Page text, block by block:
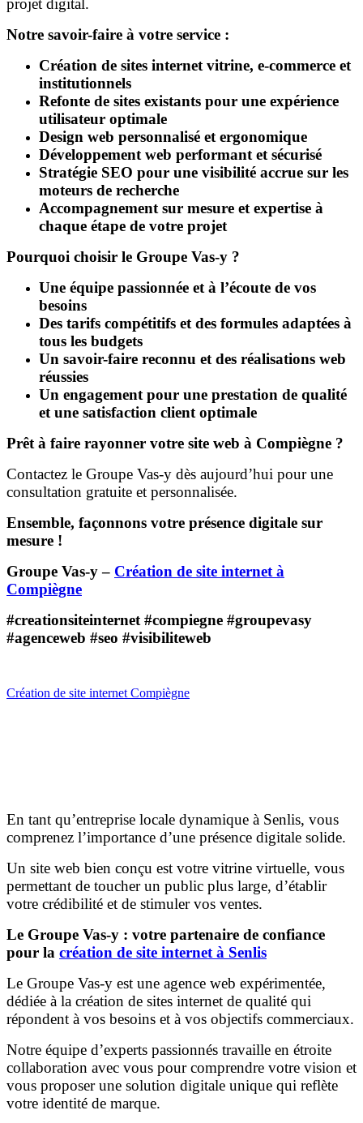
projet digital.
Notre savoir-faire à votre service :
Création de sites internet vitrine, e-commerce et
institutionnels
Refonte de sites existants pour une expérience
utilisateur optimale
Design web personnalisé et ergonomique
Développement web performant et sécurisé
Stratégie SEO pour une visibilité accrue sur les
moteurs de recherche
Accompagnement sur mesure et expertise à
chaque étape de votre projet
Pourquoi choisir le Groupe Vas-y ?
Une équipe passionnée et à l’écoute de vos
besoins
Des tarifs compétitifs et des formules adaptées à
tous les budgets
Un savoir-faire reconnu et des réalisations web
réussies
Un engagement pour une prestation de qualité
et une satisfaction client optimale
Prêt à faire rayonner votre site web à Compiègne ?
Contactez le Groupe Vas-y dès aujourd’hui pour une
consultation gratuite et personnalisée.
Ensemble, façonnons votre présence digitale sur
mesure !
Groupe Vas-y – Création de site internet à
Compiègne
#creationsiteinternet #compiegne #groupevasy
#agenceweb #seo #visibiliteweb
Création de site internet Compiègne
En tant qu’entreprise locale dynamique à Senlis, vous
comprenez l’importance d’une présence digitale solide.
Un site web bien conçu est votre vitrine virtuelle, vous
permettant de toucher un public plus large, d’établir
votre crédibilité et de stimuler vos ventes.
Le Groupe Vas-y : votre partenaire de confiance
pour la création de site internet à Senlis
Le Groupe Vas-y est une agence web expérimentée,
dédiée à la création de sites internet de qualité qui
répondent à vos besoins et à vos objectifs commerciaux.
Notre équipe d’experts passionnés travaille en étroite
collaboration avec vous pour comprendre votre vision et
vous proposer une solution digitale unique qui reflète
votre identité de marque.